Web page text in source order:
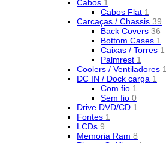
Cabos 1
Cabos Flat 1
Carcaças / Chassis 39
Back Covers 36
Bottom Cases 1
Caixas / Torres 1
Palmrest 1
Coolers / Ventiladores 1
DC IN / Dock carga 1
Com fio 1
Sem fio 0
Drive DVD/CD 1
Fontes 1
LCDs 9
Memoria Ram 8